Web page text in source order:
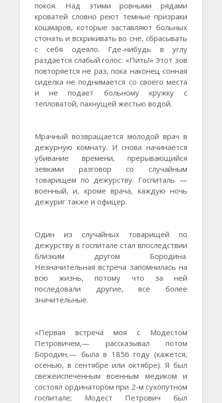
покоя. Над этими ровными рядами
кроватей словно реют темные призраки
кошмаров, которые заставляют больных
стонать и вскрикивать во сне, сбрасывать
с себя одеяло. Где-нибудь в углу
раздается слабый голос: «Пить!» Этот зов
повторяется не раз, пока наконец сонная
сиделка не поднимается со своего места
и не подает больному кружку с
тепловатой, пахнущей жестью водой.
Мрачный возвращается молодой врач в
дежурную комнату. И снова начинается
убивание времени, прерывающийся
зевками разговор со случайным
товарищем по дежурству. Госпиталь —
военный, и, кроме врача, каждую ночь
дежуриг также и офицер.
Один из случайных товарищей по
дежурству в госпитале стал впоследствии
близким другом Бородина.
Незначительная встреча запомнилась на
всю жизнь, потому что за ней
последовали другие, все более
значительные.
«Первая встреча моя с Модестом
Петровичем,— рассказывал потом
Бородин,— была в 1856 году (кажется,
осенью, в сентябре или октябре). Я был
свежеиспеченным военным медиком и
состоял ординатором при 2-м сухопутном
госпитале; Модест Петрович был